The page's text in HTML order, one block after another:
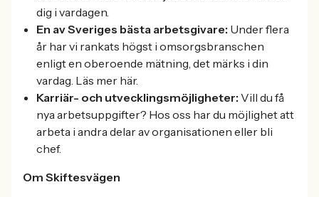
dig i vardagen.
En av Sveriges bästa arbetsgivare: Under flera
år har vi rankats högst i omsorgsbranschen
enligt en oberoende mätning, det märks i din
vardag. Läs mer här.
Karriär- och utvecklingsmöjligheter:Vill du få
nya arbetsuppgifter? Hos oss har du möjlighet att
arbeta i andra delar av organisationen eller bli
chef.
Om Skiftesvägen